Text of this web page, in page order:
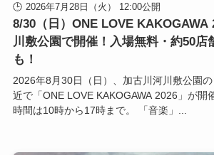
2026年7月28日（火） 12:00公開
8/30（日）ONE LOVE KAKOGAWA
川敷公園で開催！入場無料・約50店
も！
2026年8月30日（日）、加古川河川敷公園
近で「ONE LOVE KAKOGAWA 2026」が
時間は10時から17時まで。 「音楽」...